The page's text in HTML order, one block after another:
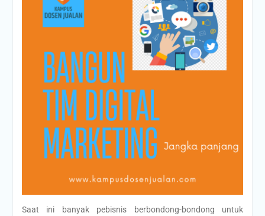
Saat ini banyak pebisnis berbondong-bondong untuk